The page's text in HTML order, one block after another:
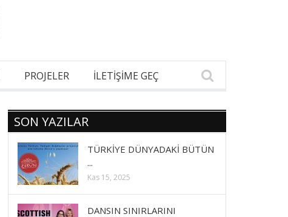
PROJELER İLETİŞİME GEÇ
SON YAZILAR
TÜRKİYE DÜNYADAKİ BÜTÜN
...
Kas 15, 2025
DANSIN SINIRLARINI